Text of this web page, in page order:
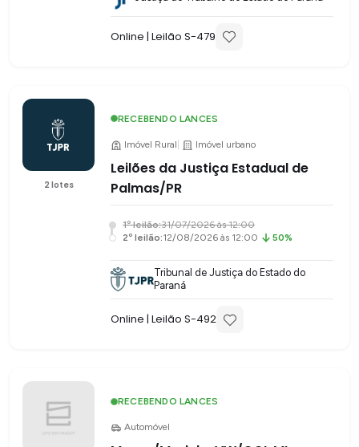
Online | Leilão S-479
2 lotes
RECEBENDO LANCES
Imóvel Rural Imóvel urbano
Leilões da Justiça Estadual de
Palmas/PR
1º leilão:31/07/2026 às 12:00
2º leilão:12/08/2026 às 12:00 50%
Tribunal de Justiça do Estado do
Paraná
Online | Leilão S-492
RECEBENDO LANCES
Automóvel